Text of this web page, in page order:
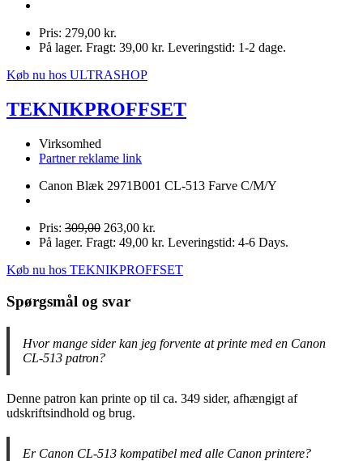
Pris: 279,00 kr.
På lager. Fragt: 39,00 kr. Leveringstid: 1-2 dage.
Køb nu hos ULTRASHOP
TEKNIKPROFFSET
Virksomhed
Partner reklame link
Canon Blæk 2971B001 CL-513 Farve C/M/Y
Pris: 309,00 263,00 kr.
På lager. Fragt: 49,00 kr. Leveringstid: 4-6 Days.
Køb nu hos TEKNIKPROFFSET
Spørgsmål og svar
Hvor mange sider kan jeg forvente at printe med en Canon
CL-513 patron?
Denne patron kan printe op til ca. 349 sider, afhængigt af
udskriftsindhold og brug.
Er Canon CL-513 kompatibel med alle Canon printere?